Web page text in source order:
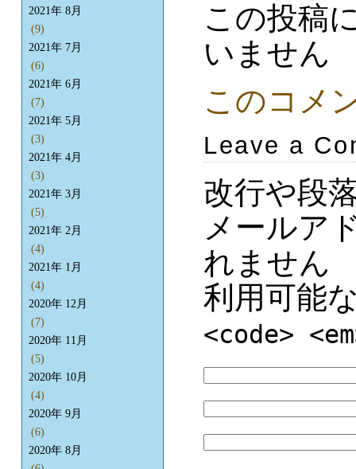
この投稿
いません
このコメ
Leave a
改行や段
メールア
れません
利用可能
<code>
2021年 8月
(9)
2021年 7月
(6)
2021年 6月
(7)
2021年 5月
(3)
2021年 4月
(3)
2021年 3月
(5)
2021年 2月
(4)
2021年 1月
(4)
2020年 12月
(7)
2020年 11月
(5)
2020年 10月
(4)
2020年 9月
(6)
2020年 8月